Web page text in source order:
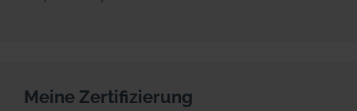
Meine Zertifizierung